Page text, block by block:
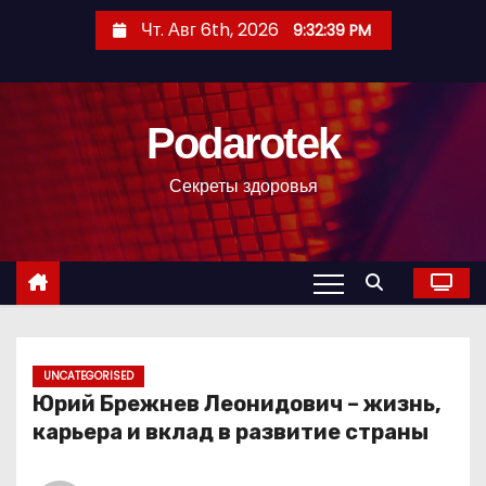
с
Чт. Авг 6th, 2026 9:32:40 PM
Podarotek
Секреты здоровья
UNCATEGORISED
Юрий Брежнев Леонидович – жизнь,
карьера и вклад в развитие страны